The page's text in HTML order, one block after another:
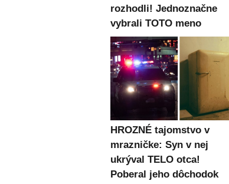
rozhodli! Jednoznačne
vybrali TOTO meno
HROZNÉ tajomstvo v
mrazničke: Syn v nej
ukrýval TELO otca!
Poberal jeho dôchodok